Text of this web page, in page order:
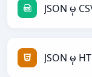
JSON မှ
JSON မှ